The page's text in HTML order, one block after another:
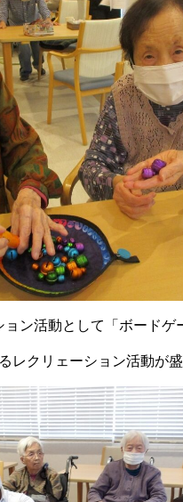
ン活動として「ボードゲ
レクリェーション活動が